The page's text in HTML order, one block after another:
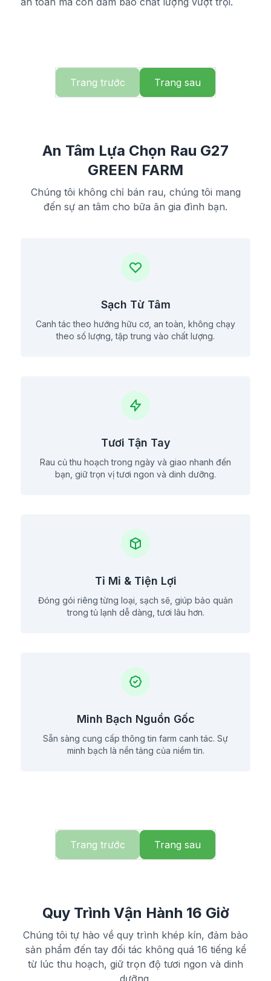
Trang trước Trang sau
An Tâm Lựa Chọn Rau G27
GREEN FARM
Chúng tôi không chỉ bán rau, chúng tôi mang
đến sự an tâm cho bữa ăn gia đình bạn.
Sạch Từ Tâm
Canh tác theo hướng hữu cơ, an toàn, không chạy
theo số lượng, tập trung vào chất lượng.
Tươi Tận Tay
Rau củ thu hoạch trong ngày và giao nhanh đến
bạn, giữ trọn vị tươi ngon và dinh dưỡng.
Tỉ Mỉ & Tiện Lợi
Đóng gói riêng từng loại, sạch sẽ, giúp bảo quản
trong tủ lạnh dễ dàng, tươi lâu hơn.
Minh Bạch Nguồn Gốc
Sẵn sàng cung cấp thông tin farm canh tác. Sự
minh bạch là nền tảng của niềm tin.
Trang trước Trang sau
Quy Trình Vận Hành 16 Giờ
Chúng tôi tự hào về quy trình khép kín, đảm bảo
sản phẩm đến tay đối tác không quá 16 tiếng kể
từ lúc thu hoạch, giữ trọn độ tươi ngon và dinh